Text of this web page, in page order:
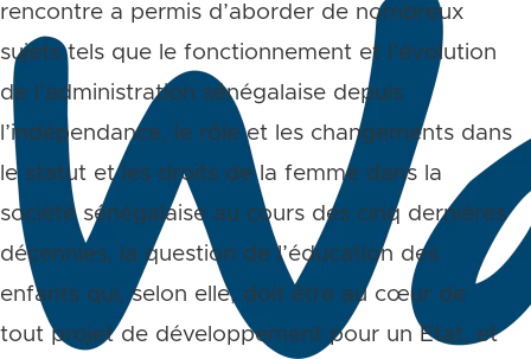
rencontre a permis d’aborder de nombreux
sujets tels que le fonctionnement et l’évolution
de l’administration sénégalaise depuis
l’indépendance, le rôle et les changements dans
le statut et les droits de la femme dans la
société sénégalaise au cours des cinq dernières
décennies, la question de l’éducation des
enfants qui, selon elle, doit être au cœur de
tout projet de développement pour un Etat, et